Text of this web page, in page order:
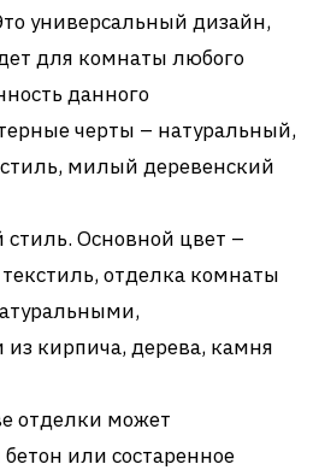
универсальный дизайн,
для комнаты любого
данного
черты – натуральный,
милый деревенский
Основной цвет –
отделка комнаты
кирпича, дерева, камня
отделки может
бетон или состаренное